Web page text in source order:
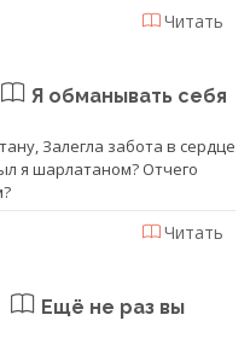
Читать
Я обманывать себя
Залегла забота в сердце
я шарлатаном? Отчего
Читать
Ещё не раз вы